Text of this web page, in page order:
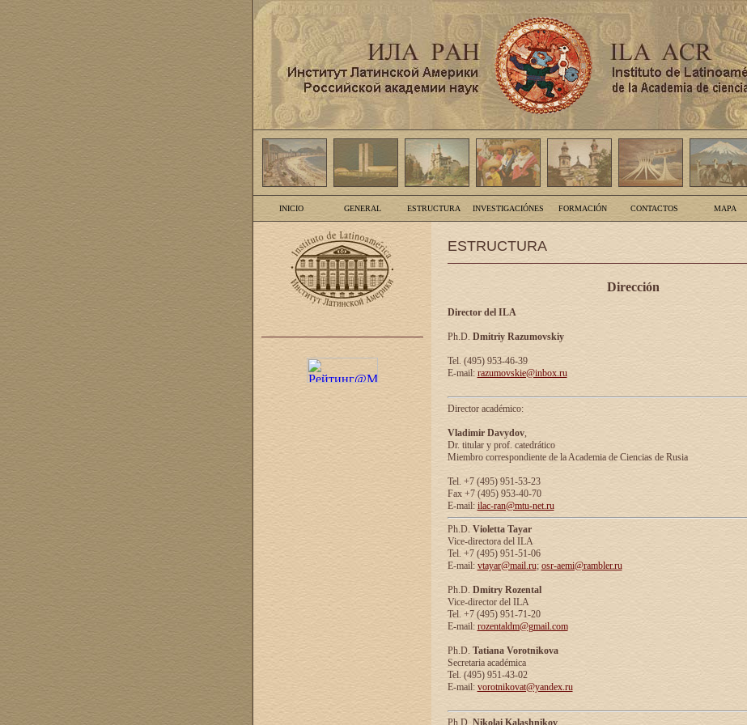
INICIO GENERAL ESTRUCTURA INVESTIGACIÓNES FORMACIÓN CONTACTOS MAPA
ESTRUCTURA
Dirección
Director del ILA
Ph.D. Dmitriy Razumovskiy
Tel. (495) 953-46-39
E-mail: razumovskie@inbox.ru
Director académico:
Vladimir Davydov,
Dr. titular y prof. catedrático
Miembro correspondiente de la Academia de Ciencias de Rusia
Tel. +7 (495) 951-53-23
Fax +7 (495) 953-40-70
E-mail: ilac-ran@mtu-net.ru
Ph.D. Violetta Tayar
Vice-directora del ILA
Tel. +7 (495) 951-51-06
E-mail: vtayar@mail.ru; osr-aemi@rambler.ru
Ph.D. Dmitry Rozental
Vice-director del ILA
Tel. +7 (495) 951-71-20
E-mail: rozentaldm@gmail.com
Ph.D. Tatiana Vorotnikova
Secretaria académica
Tel. (495) 951-43-02
E-mail: vorotnikovat@yandex.ru
Ph.D. Nikolai Kalashnikov